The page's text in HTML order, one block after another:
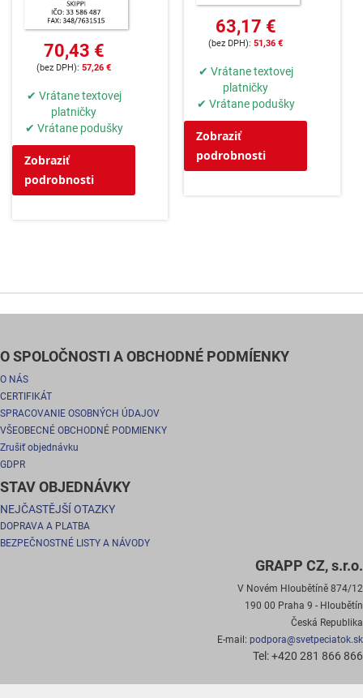
70,43 €
57,26 €
✔ Vrátane textovej
platničky
✔ Vrátane podušky
Zobraziť
podrobnosti
63,17 €
51,36 €
✔ Vrátane textovej
platničky
✔ Vrátane podušky
Zobraziť
podrobnosti
O SPOLOČNOSTI A OBCHODNÉ PODMÍENKY
O NÁS
CERTIFIKÁT
SPRACOVANIE OSOBNÝCH ÚDAJOV
VŠEOBECNÉ OBCHODNÉ PODMIENKY
Zrušiť objednávku
GDPR
STAV OBJEDNÁVKY
NEJČASTĚJŠÍ OTAZKY
DOPRAVA A PLATBA
BEZPEČNOSTNÉ LISTY A NÁVODY
GRAPP CZ, s.r.o.
V Novém Hloubětíně 874/12
190 00 Praha 9 - Hloubětín
Česká Republika
E-mail: podpora@svetpeciatok.sk
Tel: +420 281 866 866